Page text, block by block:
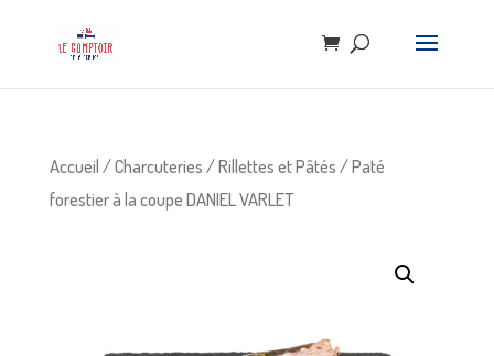
Accueil/Charcuteries/Rillettes et Pâtés/ Paté
forestier à la coupe DANIEL VARLET